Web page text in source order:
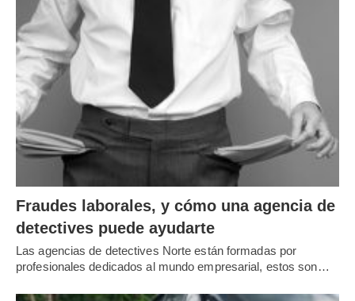
Fraudes laborales, y cómo una agencia de
detectives puede ayudarte
Las agencias de detectives Norte están formadas por
profesionales dedicados al mundo empresarial, estos son…